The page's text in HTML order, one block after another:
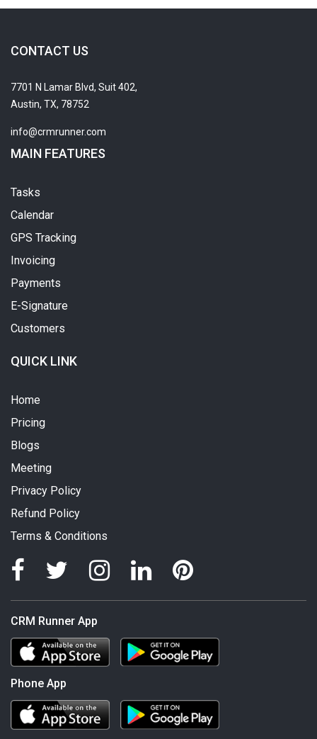
CONTACT US
7701 N Lamar Blvd, Suit 402,
Austin, TX, 78752
info@crmrunner.com
MAIN FEATURES
Tasks
Calendar
GPS Tracking
Invoicing
Payments
E-Signature
Customers
QUICK LINK
Home
Pricing
Blogs
Meeting
Privacy Policy
Refund Policy
Terms & Conditions
CRM Runner App
Phone App